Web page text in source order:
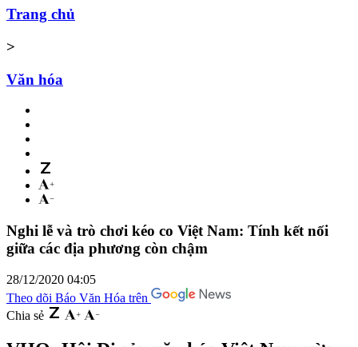
Trang chủ
>
Văn hóa
Nghi lễ và trò chơi kéo co Việt Nam: Tính kết nối
giữa các địa phương còn chậm
28/12/2020 04:05
Theo dõi Báo Văn Hóa trên
Chia sẻ